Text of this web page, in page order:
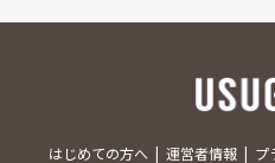
はじめての方へ 運営者情報 プ